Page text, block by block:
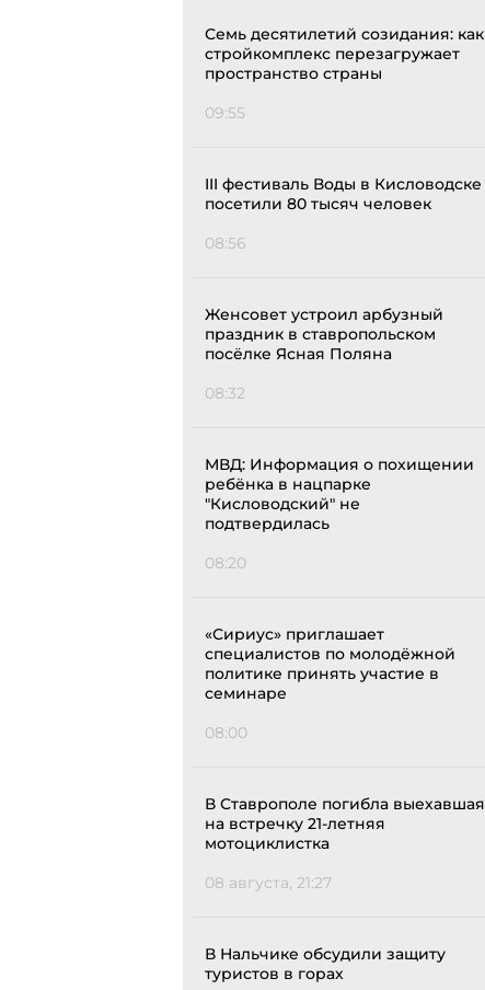
Семь десятилетий созидания: как
стройкомплекс перезагружает
пространство страны
09:55
III фестиваль Воды в Кисловодске
посетили 80 тысяч человек
08:56
Женсовет устроил арбузный
праздник в ставропольском
посёлке Ясная Поляна
08:32
МВД: Информация о похищении
ребёнка в нацпарке
"Кисловодский" не
подтвердилась
08:20
«Сириус» приглашает
специалистов по молодёжной
политике принять участие в
семинаре
08:00
В Ставрополе погибла выехавшая
на встречку 21-летняя
мотоциклистка
08 августа, 21:27
В Нальчике обсудили защиту
туристов в горах